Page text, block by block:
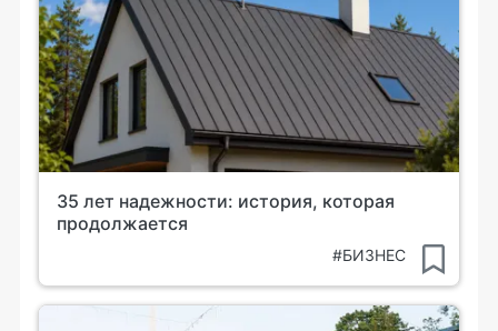
35 лет надежности: история, которая
продолжается
#БИЗНЕС